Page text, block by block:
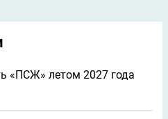
«ПСЖ» летом 2027 года